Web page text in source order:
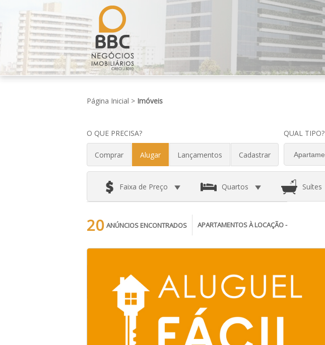
Página Inicial > Imóveis
O QUE PRECISA?
Comprar Alugar Lançamentos Cadastrar
QUAL TIPO?
Faixa de Preço Quartos Suítes
20 ANÚNCIOS ENCONTRADOS APARTAMENTOS À LOCAÇÃO -